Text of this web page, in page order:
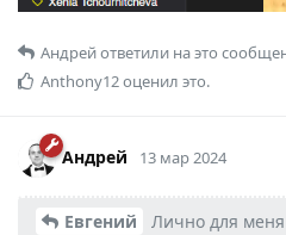
Андрейответили на это
Anthony12оценил это.
Андрей 13 мар 2024
Евгений
Лично для